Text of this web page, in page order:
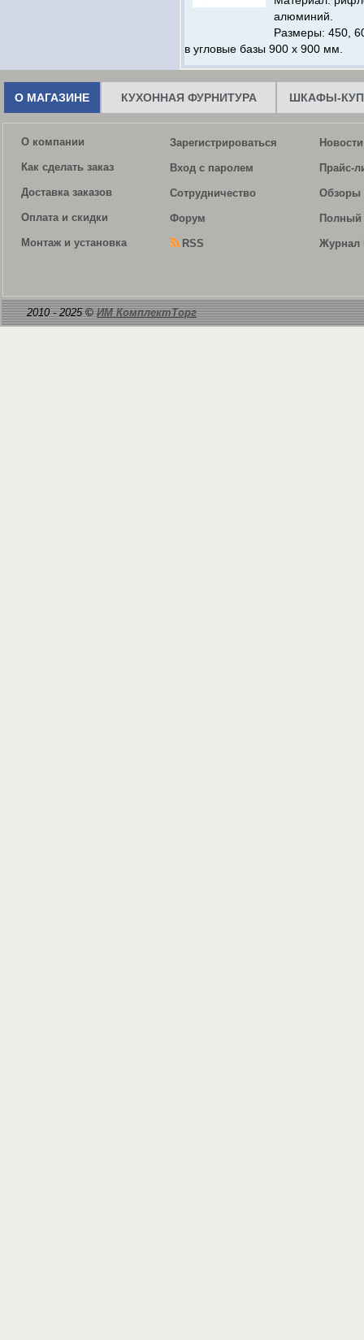
алюминий.
Размеры: 450,
в угловые базы 900 х 900 мм.
О МАГАЗИНЕ КУХОННАЯ ФУРНИТУРА ШКАФЫ-
О компании
Как сделать заказ
Доставка заказов
Оплата и скидки
Монтаж и установка
Зарегистрироваться
Вход с паролем
Сотрудничество
Форум
RSS
Новости
Прайс-
Обзоры
Полный
Журнал
2010 - 2025 ©ИМ КомплектТорг